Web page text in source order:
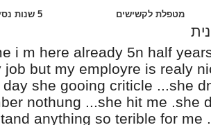
מטפלת לקשישים 5 שנות נסיון
i m here already 5n half
job but my employre is realy
she gooing criticle ...she
nothung ...she hit me .she
anything so terible for me